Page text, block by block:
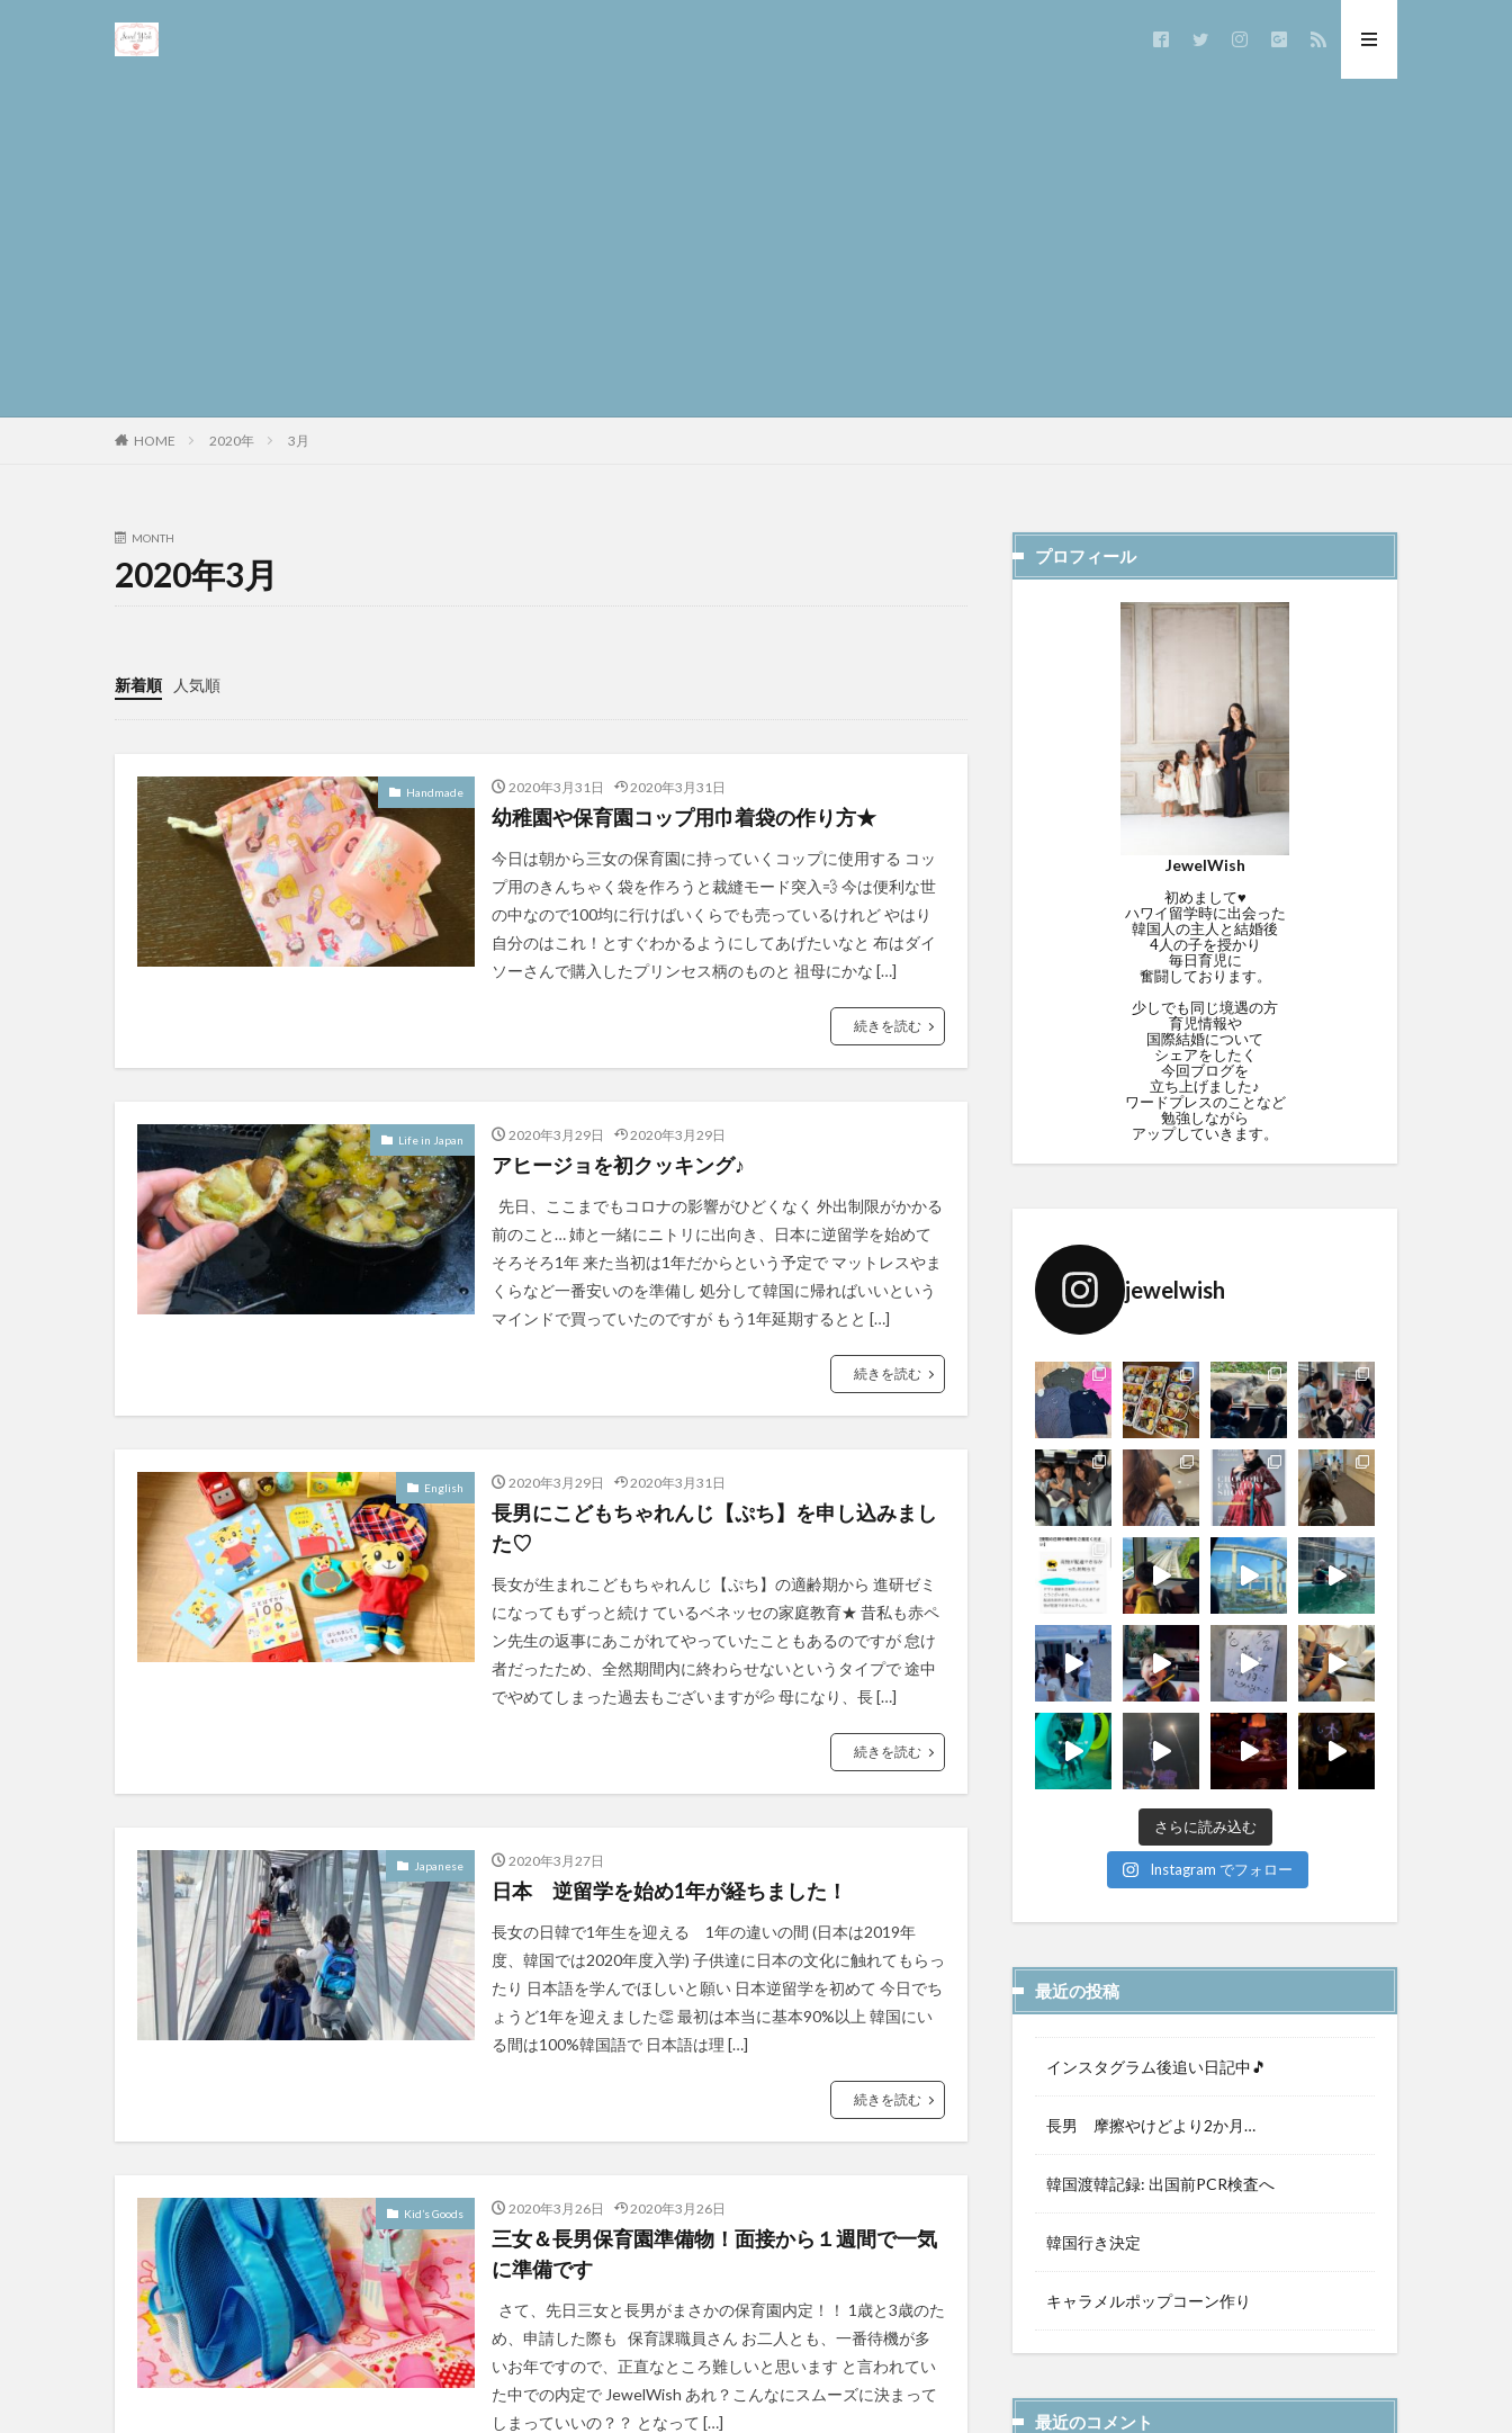
HOME 2020年 3月
MONTH
2020年3月
新着順 人気順
Handmade 2020年3月31日 2020年3月31日
幼稚園や保育園コップ用巾着袋の作り方★
今日は朝から三女の保育園に持っていくコップに使用する コッ
プ用のきんちゃく袋を作ろうと裁縫モード突入💨 今は便利な世
の中なので100均に行けばいくらでも売っているけれど やはり
自分のはこれ！とすぐわかるようにしてあげたいなと 布はダイ
ソーさんで購入したプリンセス柄のものと 祖母にかな […]
続きを読む
Life in Japan 2020年3月29日 2020年3月29日
アヒージョを初クッキング♪
先日、ここまでもコロナの影響がひどくなく 外出制限がかかる
前のこと… 姉と一緒にニトリに出向き、日本に逆留学を始めて
そろそろ1年 来た当初は1年だからという予定で マットレスやま
くらなど一番安いのを準備し 処分して韓国に帰ればいいという
マインドで買っていたのですが もう1年延期するとと […]
続きを読む
English 2020年3月29日 2020年3月31日
長男にこどもちゃれんじ【ぷち】を申し込みまし
た♡
長女が生まれこどもちゃれんじ【ぷち】の適齢期から 進研ゼミ
になってもずっと続け ているベネッセの家庭教育★ 昔私も赤ペ
ン先生の返事にあこがれてやっていたこともあるのですが 怠け
者だったため、全然期間内に終わらせないというタイプで 途中
でやめてしまった過去もございますが💦 母になり、長 […]
続きを読む
Japanese 2020年3月27日
日本 逆留学を始め1年が経ちました！
長女の日韓で1年生を迎える 1年の違いの間 (日本は2019年
度、韓国では2020年度入学) 子供達に日本の文化に触れてもらっ
たり 日本語を学んでほしいと願い 日本逆留学を初めて 今日でち
ょうど1年を迎えました👏 最初は本当に基本90%以上 韓国にい
る間は100%韓国語で 日本語は理 […]
続きを読む
Kid’s Goods 2020年3月26日 2020年3月26日
三女＆長男保育園準備物！面接から１週間で一気
に準備です
さて、先日三女と長男がまさかの保育園内定！！ 1歳と3歳のた
め、申請した際も 保育課職員さん お二人とも、一番待機が多
いお年ですので、正直なところ難しいと思います と言われてい
た中での内定で JewelWish あれ？こんなにスムーズに決まって
しまっていいの？？ となって […]
プロフィール
JewelWish
初めまして♥
ハワイ留学時に出会った
韓国人の主人と結婚後
4人の子を授かり
毎日育児に
奮闘しております。
少しでも同じ境遇の方
育児情報や
国際結婚について
シェアをしたく
今回ブログを
立ち上げました♪
ワードプレスのことなど
勉強しながら
アップしていきます。
jewelwish
さらに読み込む
Instagram でフォロー
最近の投稿
インスタグラム後追い日記中🎵
長男 摩擦やけどより2か月…
韓国渡韓記録: 出国前PCR検査へ
韓国行き決定
キャラメルポップコーン作り
最近のコメント